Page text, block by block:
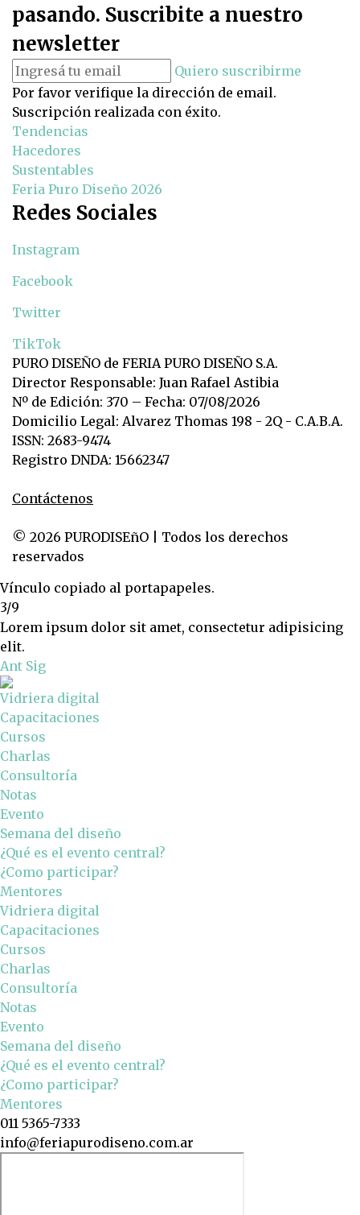
pasando. Suscribite a nuestro
newsletter
Quiero suscribirme
Por favor verifique la dirección de email.
Suscripción realizada con éxito.
Tendencias
Hacedores
Sustentables
Feria Puro Diseño 2026
Redes Sociales
Instagram
Facebook
Twitter
TikTok
PURO DISEÑO de FERIA PURO DISEÑO S.A.
Director Responsable: Juan Rafael Astibia
Nº de Edición: 370 – Fecha: 07/08/2026
Domicilio Legal: Alvarez Thomas 198 - 2Q - C.A.B.A.
ISSN: 2683-9474
Registro DNDA: 15662347
Contáctenos
© 2026 PURODISEñO | Todos los derechos
reservados
Vínculo copiado al portapapeles.
3/9
Lorem ipsum dolor sit amet, consectetur adipisicing
elit.
Ant Sig
Vidriera digital
Capacitaciones
Cursos
Charlas
Consultoría
Notas
Evento
Semana del diseño
¿Qué es el evento central?
¿Como participar?
Mentores
Vidriera digital
Capacitaciones
Cursos
Charlas
Consultoría
Notas
Evento
Semana del diseño
¿Qué es el evento central?
¿Como participar?
Mentores
011 5365-7333
info@feriapurodiseno.com.ar